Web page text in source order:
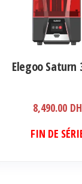
Elegoo Saturn
8,490.00 DH
FIN DE